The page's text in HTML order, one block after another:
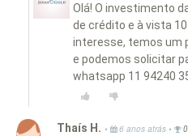
Olá! O investimento
de crédito e à vista
interesse, temos um
e podemos solicitar
whatsapp 11 94240
Thaís H. • 6 anos atrás • 0